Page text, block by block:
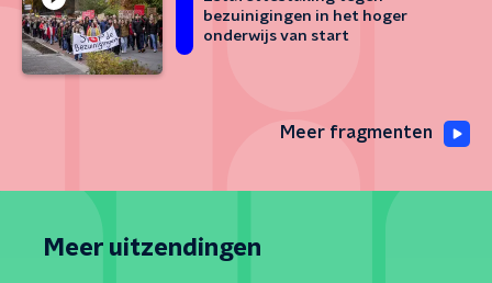
bezuinigingen in het hoger
onderwijs van start
Meer fragmenten
Meer uitzendingen